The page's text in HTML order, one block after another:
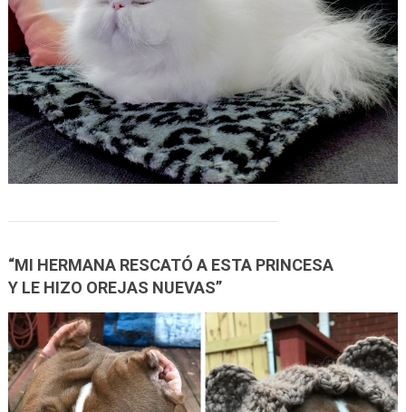
“MI HERMANA RESCATÓ A ESTA PRINCESA
Y LE HIZO OREJAS NUEVAS”